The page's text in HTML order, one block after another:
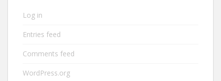
Log in
Entries feed
Comments feed
WordPress.org